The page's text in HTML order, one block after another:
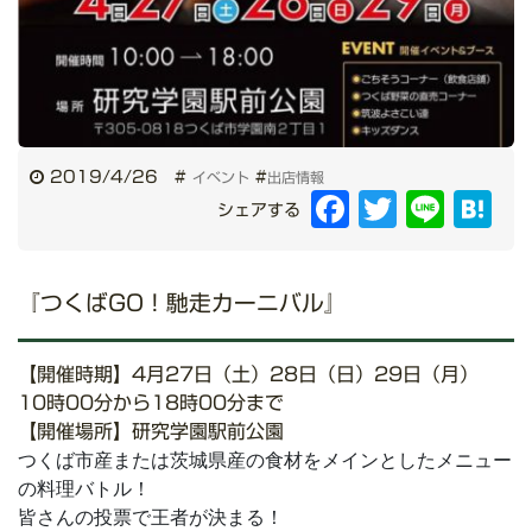
2019/4/26 # イベント #出店情報
シェアする Facebook
Twitter Line
『つくばGO！馳走カーニバル』
【開催時期】4月27日（土）28日（日）29日（月）
10時00分から18時00分まで
【開催場所】研究学園駅前公園
つくば市産または茨城県産の食材をメインとしたメニュー
の料理バトル！
皆さんの投票で王者が決まる！